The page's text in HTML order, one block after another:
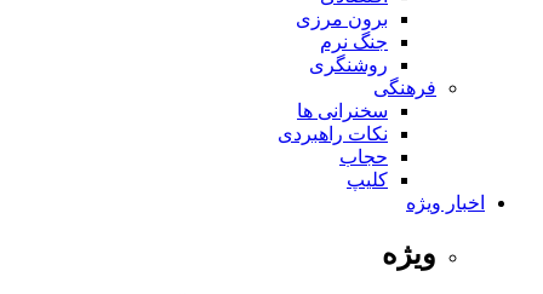
برون مرزی
جنگ نرم
روشنگری
فرهنگی
سخنرانی ها
نکات راهبردی
حجاب
کلیپ
اخبار ویژه
ویژه